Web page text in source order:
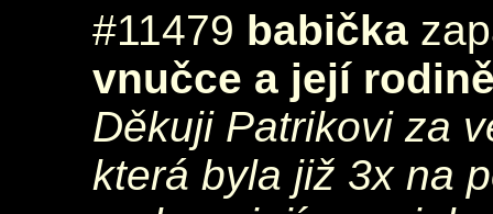
#11479 babička
vnučce a její
Děkuji Patrikovi za
která byla již 3x na